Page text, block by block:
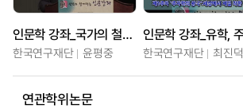
인문학 강좌_국가의 철학 - 한반도 현대사의 철학적 성찰
한국연구재단 윤평중 한국연구재단 최진덕
연관학위논문